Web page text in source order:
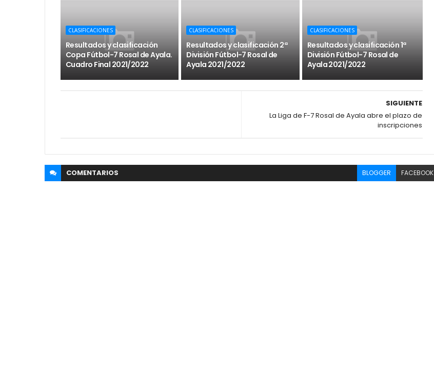
CLASIFICACIONES
Resultados y clasificación
Copa Fútbol-7 Rosal de Ayala.
Cuadro Final 2021/2022
CLASIFICACIONES
Resultados y clasificación 2ª
División Fútbol-7 Rosal de
Ayala 2021/2022
CLASIFICACIONES
Resultados y clasificación 1ª
División Fútbol-7 Rosal de
Ayala 2021/2022
SIGUIENTE
La Liga de F-7 Rosal de Ayala abre el plazo de
inscripciones
COMENTARIOS BLOGGER FACEBOOK